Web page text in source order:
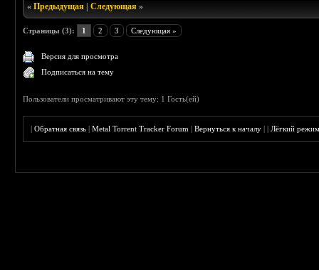
«Предыдущая |Следующая »
Страницы (3): 1 2 3 Следующая »
Версия для просмотра
Подписаться на тему
Пользователи просматривают эту тему: 1 Гость(ей)
|Обратная связь |Metal Torrent Tracker Forum |Вернуться к началу ||Лёгкий